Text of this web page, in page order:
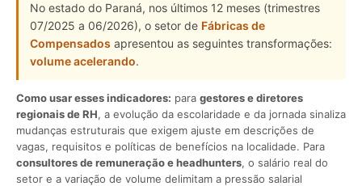
No estado do Paraná, nos últimos 12 meses (trimestres
07/2025 a 06/2026), o setor de Fábricas de
Compensados apresentou as seguintes transformações:
volume acelerando.
Como usar esses indicadores: para gestores e diretores
regionais de RH, a evolução da escolaridade e da jornada sinaliza
mudanças estruturais que exigem ajuste em descrições de
vagas, requisitos e políticas de benefícios na localidade. Para
consultores de remuneração e headhunters, o salário real do
setor e a variação de volume delimitam a pressão salarial